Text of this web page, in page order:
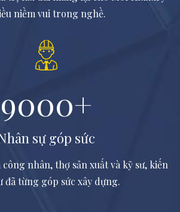
niềm vui trong nghề.
9000+
sự góp sức
công nhân, thợ sản xuất và kỹ sư, kiến
đã từng góp sức xây dựng.